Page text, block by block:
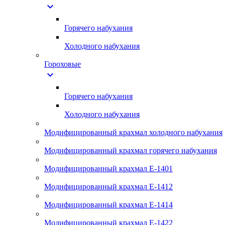
expand_more
Горячего набухания
Холодного набухания
Гороховые
expand_more
Горячего набухания
Холодного набухания
Модифицированный крахмал холодного набухания
Модифицированный крахмал горячего набухания
Модифицированный крахмал Е-1401
Модифицированный крахмал Е-1412
Модифицированный крахмал Е-1414
Модифицированный крахмал Е-1422